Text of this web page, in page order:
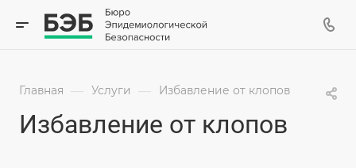
Главная — Услуги — Избавление от клопов
Избавление от клопов